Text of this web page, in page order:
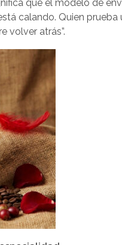
que el modelo de
calando. Quien prueba
volver atrás”.